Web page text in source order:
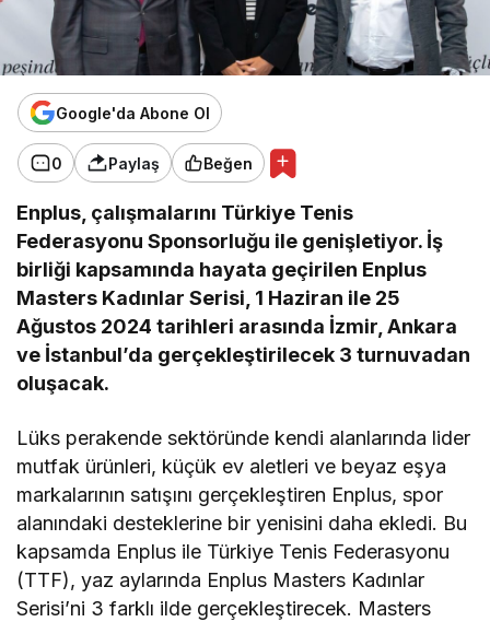
Google'da Abone Ol
0 Paylaş Beğen
Enplus, çalışmalarını Türkiye Tenis
Federasyonu Sponsorluğu ile genişletiyor. İş
birliği kapsamında hayata geçirilen Enplus
Masters Kadınlar Serisi, 1 Haziran ile 25
Ağustos 2024 tarihleri arasında İzmir, Ankara
ve İstanbul’da gerçekleştirilecek 3 turnuvadan
oluşacak.
Lüks perakende sektöründe kendi alanlarında lider
mutfak ürünleri, küçük ev aletleri ve beyaz eşya
markalarının satışını gerçekleştiren Enplus, spor
alanındaki desteklerine bir yenisini daha ekledi. Bu
kapsamda Enplus ile Türkiye Tenis Federasyonu
(TTF), yaz aylarında Enplus Masters Kadınlar
Serisi’ni 3 farklı ilde gerçekleştirecek. Masters